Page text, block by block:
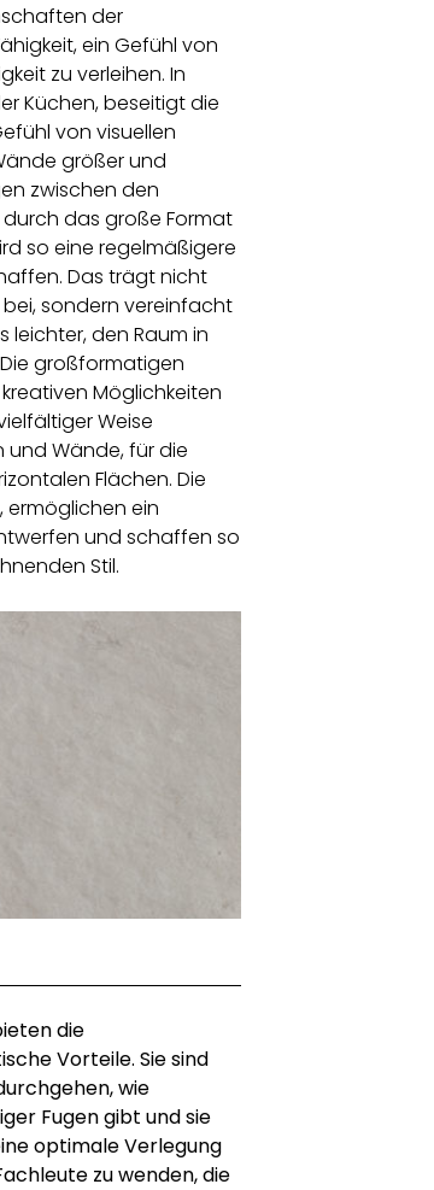
der
ein Gefühl von
zu verleihen. In
Küchen, beseitigt die
von visuellen
größer und
zwischen den
das große Format
so eine regelmäßigere
Das trägt nicht
sondern vereinfacht
leichter, den Raum in
großformatigen
Möglichkeiten
Weise
Wände, für die
Flächen. Die
ermöglichen ein
und schaffen so
Stil.
die
Vorteile. Sie sind
wie
Fugen gibt und sie
optimale Verlegung
zu wenden, die